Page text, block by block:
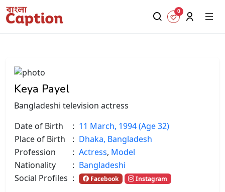
0
Keya Payel
Bangladeshi television actress
Date of Birth
: 11 March, 1994 (Age 32)
Place of Birth
: Dhaka, Bangladesh
Profession
: Actress, Model
Nationality
: Bangladeshi
Social Profiles : Facebook Instagram